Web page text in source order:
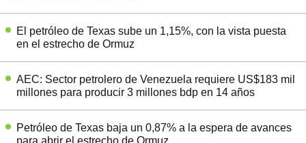
El petróleo de Texas sube un 1,15%, con la vista puesta
en el estrecho de Ormuz
AEC: Sector petrolero de Venezuela requiere US$183 mil
millones para producir 3 millones bdp en 14 años
Petróleo de Texas baja un 0,87% a la espera de avances
para abrir el estrecho de Ormuz